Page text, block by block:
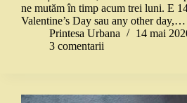
ne mutăm în timp acum trei luni. E
Valentine’s Day sau any other day,…
Printesa Urbana
14 mai
3 comentarii